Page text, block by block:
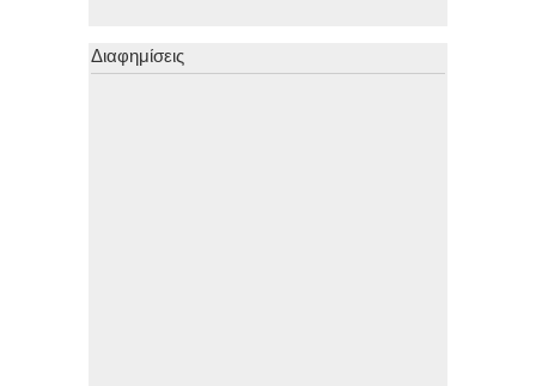
Διαφημίσεις